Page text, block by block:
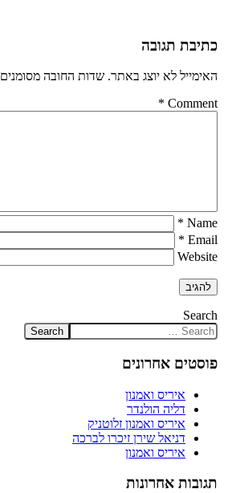
כתיבת תגובה
האימייל לא יוצג באתר. שדות החובה מסומנים
Comment
*
Name
*
Email
*
Website
Search
פוסטים אחרונים
איריס ואמנון
דליה הולנדר
איריס ואמנון זלוטניק
דניאל שירן זיכרו לברכה
איריס ואמנון
תגובות אחרונות